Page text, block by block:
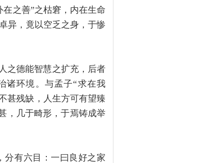
之善”之枯窘，内在生命
异，竟以空乏之身，于惨
之德能智慧之扩充，后者
诸环境。与孟子“求在我
甚残缺，人生方可有望臻
，几于畸形，于焉铸成举
分有六目：一曰良好之家